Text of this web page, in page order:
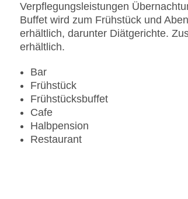
Verpflegungsleistungen
Buffet wird zum Frühstück und
erhältlich, darunter Diätgerichte.
erhältlich.
Bar
Frühstück
Frühstücksbuffet
Cafe
Halbpension
Restaurant